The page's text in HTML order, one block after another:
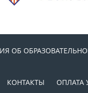
ОБ
КОНТАКТЫ ОПЛАТА